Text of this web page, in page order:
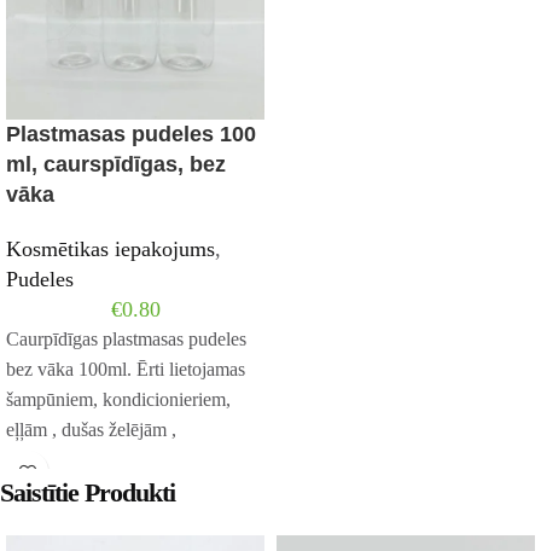
Plastmasas pudeles 100
ml, caurspīdīgas, bez
vāka
Kosmētikas iepakojums,
Pudeles
€0.80
Caurpīdīgas plastmasas pudeles
bez vāka 100ml. Ērti lietojamas
šampūniem, kondicionieriem,
eļļām , dušas želējām ,
ziedūdeņiem utt. Izvēieties
pudelītēm pumpīti,
Saistītie Produkti